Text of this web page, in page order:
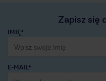
Zapisz się
IMIĘ*
E-MAIL*